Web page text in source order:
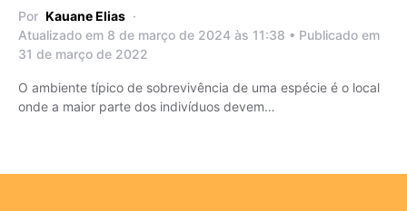
Por Kauane Elias
Atualizado em 8 de março de 2024 às 11:38 • Publicado em
31 de março de 2022
O ambiente típico de sobrevivência de uma espécie é o local
onde a maior parte dos indivíduos devem…